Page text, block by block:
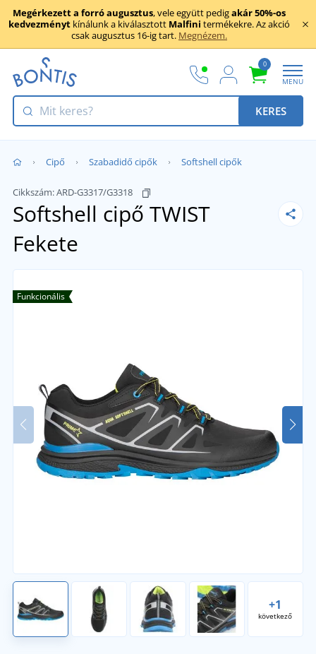
Megérkezett a forró augusztus, vele együtt pedigakár 50%-os
kedvezményt kínálunk a kiválasztott Malfini termékekre. Az akció
csak augusztus 16-ig tart. Megnézem.
0
MENU
KERES
Cipő Szabadidő cipők Softshell cipők
Cikkszám:ARD-G3317/G3318
Softshell cipő TWIST
Fekete
+1
következő
Funkcionális